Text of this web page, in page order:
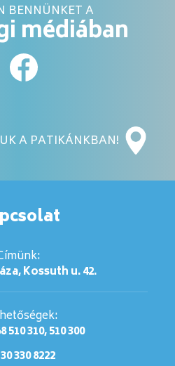
BENNÜNKET A
médiában
A PATIKÁNKBAN!
Kossuth u. 42.
510 310, 510 300
330 8222